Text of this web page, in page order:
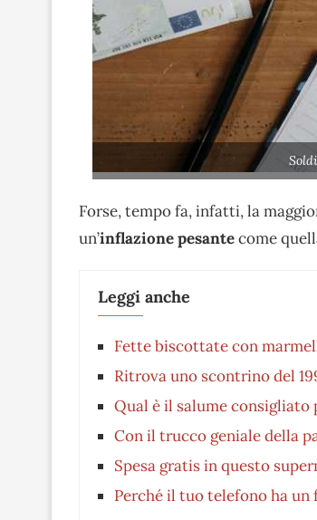
Forse, tempo fa, infatti, la
un’inflazione pesantecome
Leggi anche
Fette biscottate con
Ritrova uno scontrino del
Qual è il salume
Con il trucco geniale della
Spesa gratis in questo
Perché il tuo telefono ha un